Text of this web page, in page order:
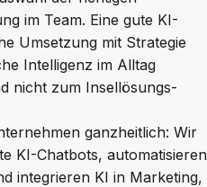
im Team. Eine gute KI-
Umsetzung mit Strategie
Intelligenz im Alltag
nicht zum Insellösungs-
ganzheitlich: Wir
KI-Chatbots, automatisieren
integrieren KI in Marketing,